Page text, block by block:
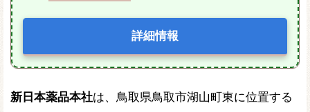
詳細情報
新日本薬品本社は、鳥取県鳥取市湖山町東に位置する